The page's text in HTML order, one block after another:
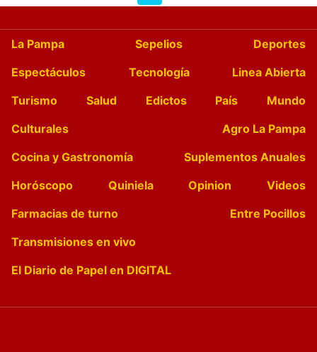
La Pampa Sepelios
Deportes
Espectáculos
Tecnología
Linea Abierta
Turismo
Salud Edictos País
Mundo
Culturales
Agro La Pampa
Cocina y Gastronomía
Suplementos Anuales
Horóscopo
Quiniela Opinion
Videos
Farmacias de turno
Entre Pocillos
Transmisiones en vivo
El Diario de Papel en DIGITAL